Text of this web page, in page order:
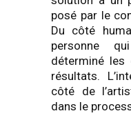
posé par le
Du côté
personne
déterminé les
résultats.
côté de
dans le